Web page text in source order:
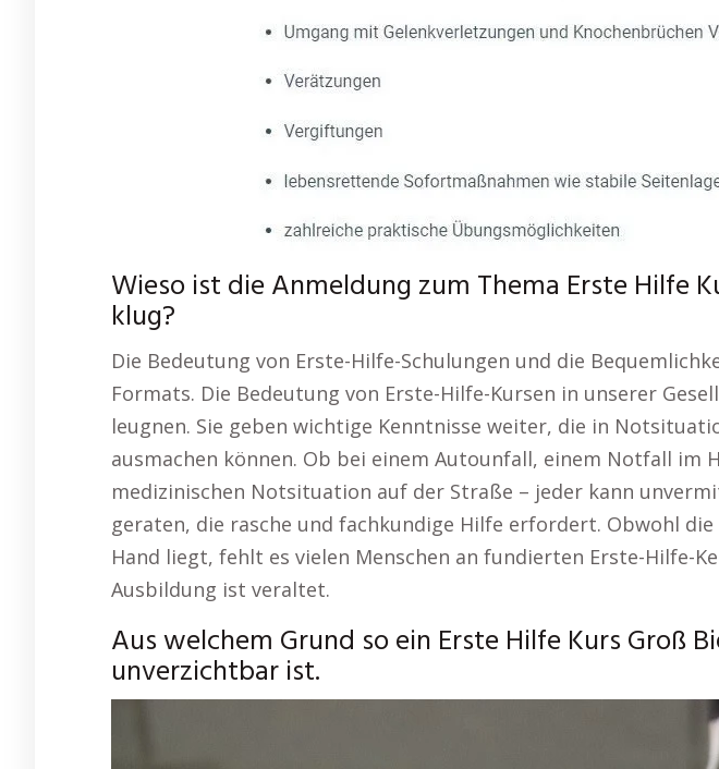
Wieso ist die Anmeldung zum Thema Erste Hilfe
klug?
Die Bedeutung von Erste-Hilfe-Schulungen und die
Formats. Die Bedeutung von Erste-Hilfe-Kursen in unserer
leugnen. Sie geben wichtige Kenntnisse weiter, die in
ausmachen können. Ob bei einem Autounfall, einem Notfall im
medizinischen Notsituation auf der Straße – jeder kann
geraten, die rasche und fachkundige Hilfe erfordert. Obwohl
Hand liegt, fehlt es vielen Menschen an fundierten Erste-Hilfe-
Ausbildung ist veraltet.
Aus welchem Grund so ein Erste Hilfe Kurs Groß
unverzichtbar ist.